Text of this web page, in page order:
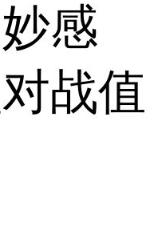
感
战值